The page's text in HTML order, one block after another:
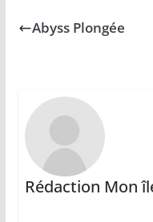
Abyss Plongée
Rédaction Mon